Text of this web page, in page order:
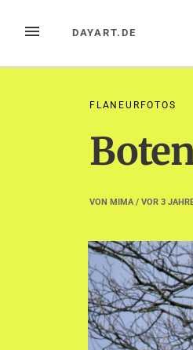
InhaltMENÜ DAYART.DE
FLANEURFOTOS
VON MIMA/ VOR 3